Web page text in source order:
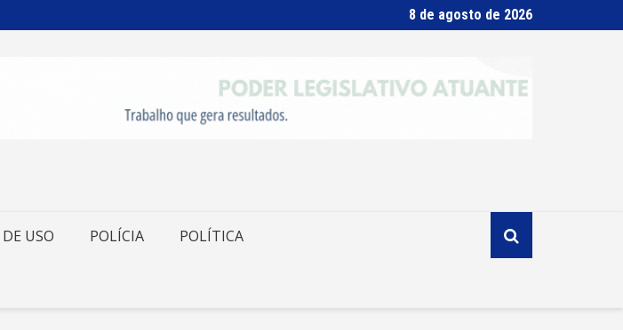
8 de agosto de 2026
USO POLÍCIA POLÍTICA